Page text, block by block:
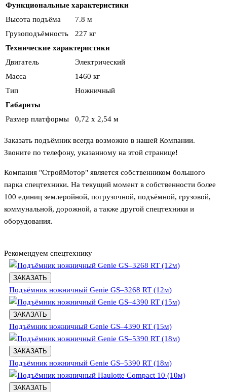
Функциональные характеристики
Высота подъёма
7.8 м
Грузоподъёмность
227 кг
Технические характеристики
Двигатель
Электрический
Масса
1460 кг
Тип
Ножничный
Габариты
Размер платформы
0,72 х 2,54 м
Заказать подъёмник всегда возможно в нашей Компании.
Звоните по телефону, указанному на этой странице!
Компания "СтройМотор" является собственником большого
парка спецтехники. На текущий момент в собственности более
100 единиц землеройной, погрузочной, подъёмной, грузовой,
коммунальной, дорожной, а также другой спецтехники и
оборудования.
Рекомендуем спецтехнику
ЗАКАЗАТЬ
Подъёмник ножничный Genie GS–3268 RT (12м)
ЗАКАЗАТЬ
Подъёмник ножничный Genie GS–4390 RT (15м)
ЗАКАЗАТЬ
Подъёмник ножничный Genie GS–5390 RT (18м)
ЗАКАЗАТЬ